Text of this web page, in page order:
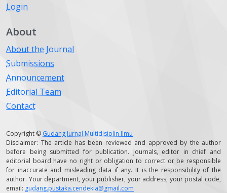
Login
About
About the Journal
Submissions
Announcement
Editorial Team
Contact
Copyright © Gudang Jurnal Multidisiplin Ilmu
Disclaimer: The article has been reviewed and approved by the author
before being submitted for publication. Journals, editor in chief and
editorial board have no right or obligation to correct or be responsible
for inaccurate and misleading data if any. It is the responsibility of the
author. Your department, your publisher, your address, your postal code,
email: gudang.pustaka.cendekia@gmail.com